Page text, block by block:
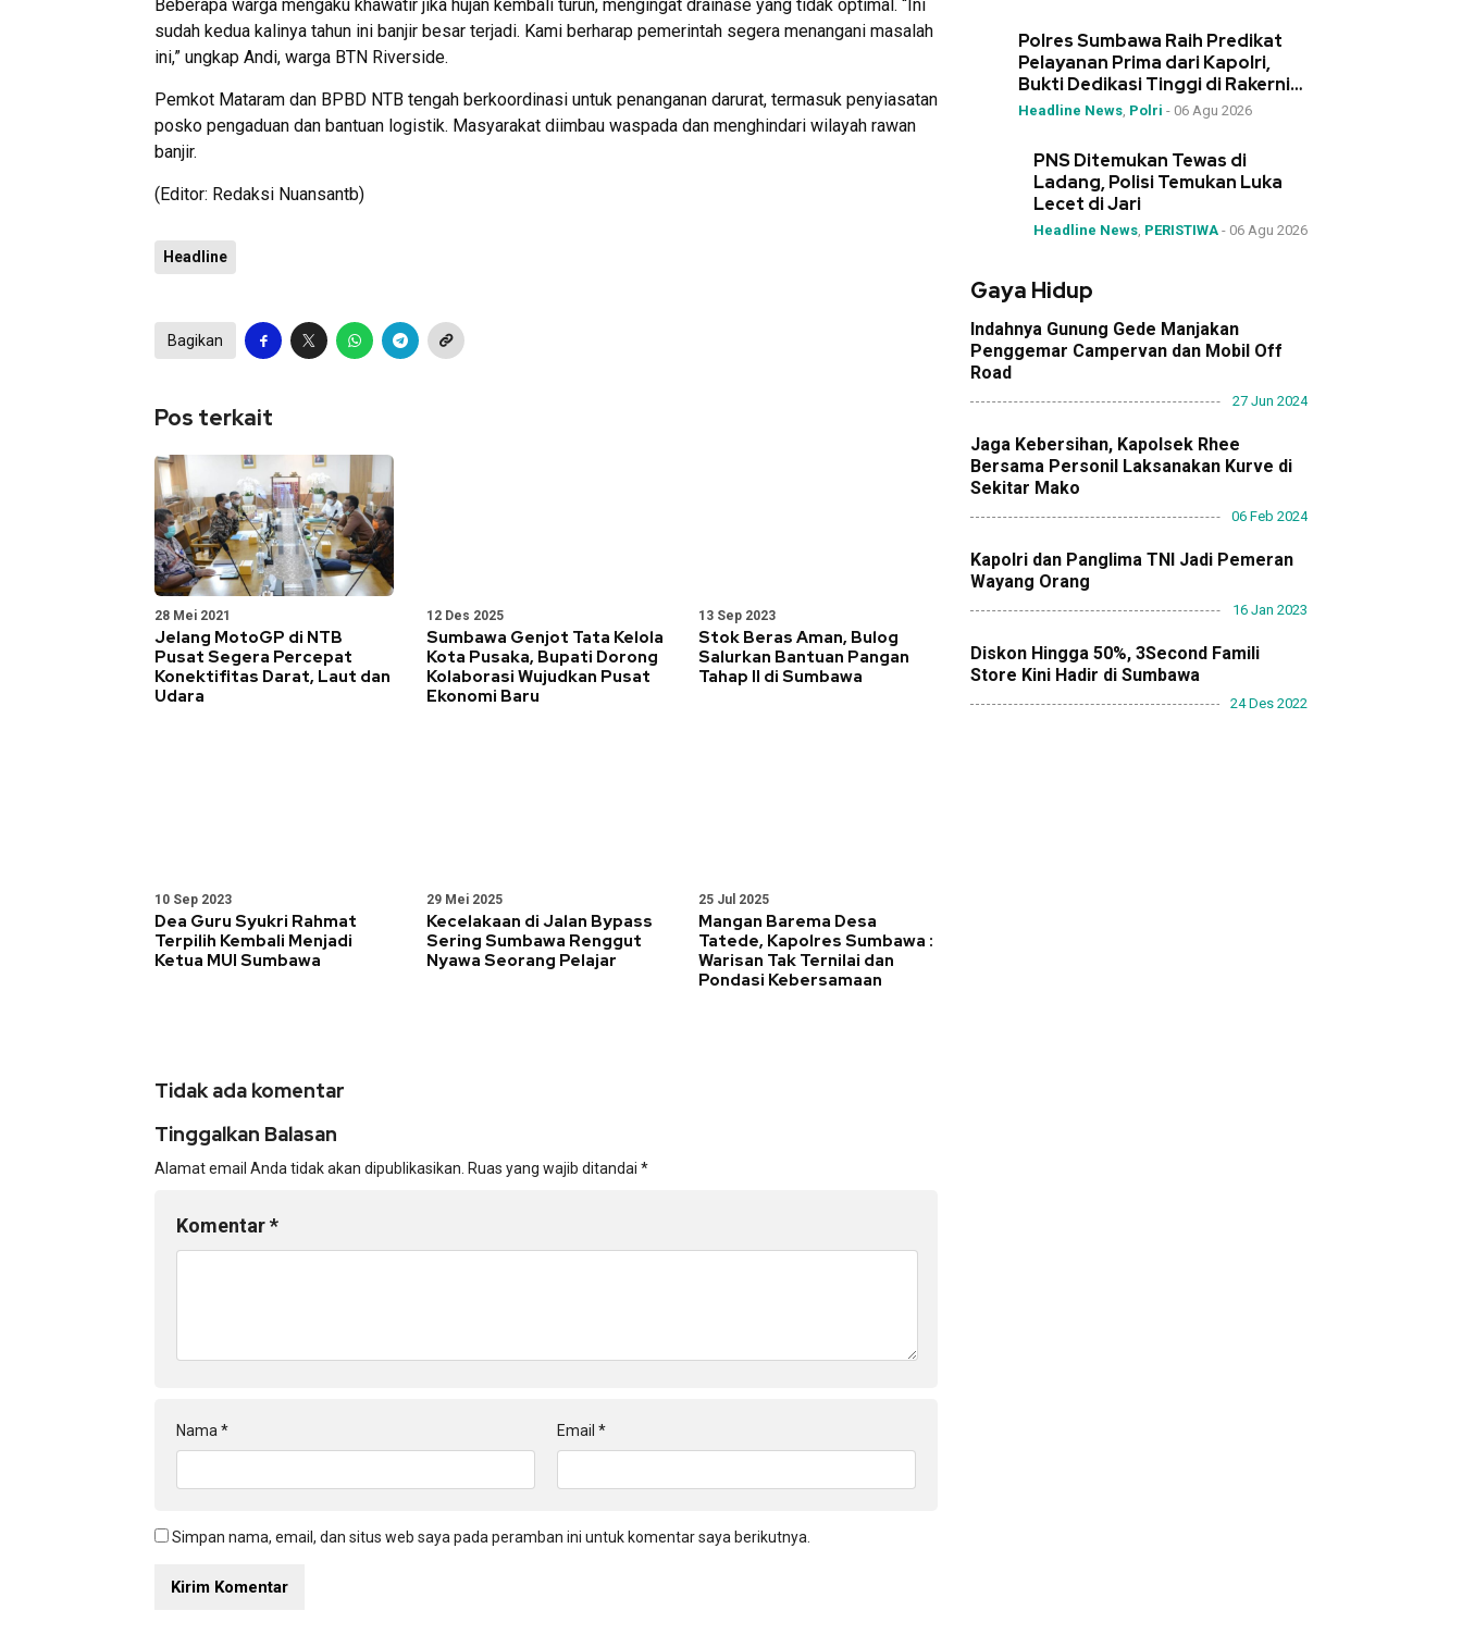
Beberapa warga mengaku khawatir jika hujan kembali turun, mengingat drainase yang tidak optimal. “Ini
sudah kedua kalinya tahun ini banjir besar terjadi. Kami berharap pemerintah segera menangani masalah
ini,” ungkap Andi, warga BTN Riverside.
Pemkot Mataram dan BPBD NTB tengah berkoordinasi untuk penanganan darurat, termasuk penyiasatan
posko pengaduan dan bantuan logistik. Masyarakat diimbau waspada dan menghindari wilayah rawan
banjir.
(Editor: Redaksi Nuansantb)
Headline
Bagikan
Pos terkait
28 Mei 2021
Jelang MotoGP di NTB
Pusat Segera Percepat
Konektifitas Darat, Laut dan
Udara
12 Des 2025
Sumbawa Genjot Tata Kelola
Kota Pusaka, Bupati Dorong
Kolaborasi Wujudkan Pusat
Ekonomi Baru
13 Sep 2023
Stok Beras Aman, Bulog
Salurkan Bantuan Pangan
Tahap II di Sumbawa
10 Sep 2023
Dea Guru Syukri Rahmat
Terpilih Kembali Menjadi
Ketua MUI Sumbawa
29 Mei 2025
Kecelakaan di Jalan Bypass
Sering Sumbawa Renggut
Nyawa Seorang Pelajar
25 Jul 2025
Mangan Barema Desa
Tatede, Kapolres Sumbawa :
Warisan Tak Ternilai dan
Pondasi Kebersamaan
Tidak ada komentar
Tinggalkan Balasan
Alamat email Anda tidak akan dipublikasikan. Ruas yang wajib ditandai *
Komentar*
Nama * Email *
Simpan nama, email, dan situs web saya pada peramban ini untuk komentar saya berikutnya.
Polres Sumbawa Raih Predikat
Pelayanan Prima dari Kapolri,
Bukti Dedikasi Tinggi di Rakernis
Polda NTB
Headline News, Polri - 06 Agu 2026
PNS Ditemukan Tewas di
Ladang, Polisi Temukan Luka
Lecet di Jari
Headline News, PERISTIWA- 06 Agu 2026
Gaya Hidup
Indahnya Gunung Gede Manjakan
Penggemar Campervan dan Mobil Off
Road
27 Jun 2024
Jaga Kebersihan, Kapolsek Rhee
Bersama Personil Laksanakan Kurve di
Sekitar Mako
06 Feb 2024
Kapolri dan Panglima TNI Jadi Pemeran
Wayang Orang
16 Jan 2023
Diskon Hingga 50%, 3Second Famili
Store Kini Hadir di Sumbawa
24 Des 2022